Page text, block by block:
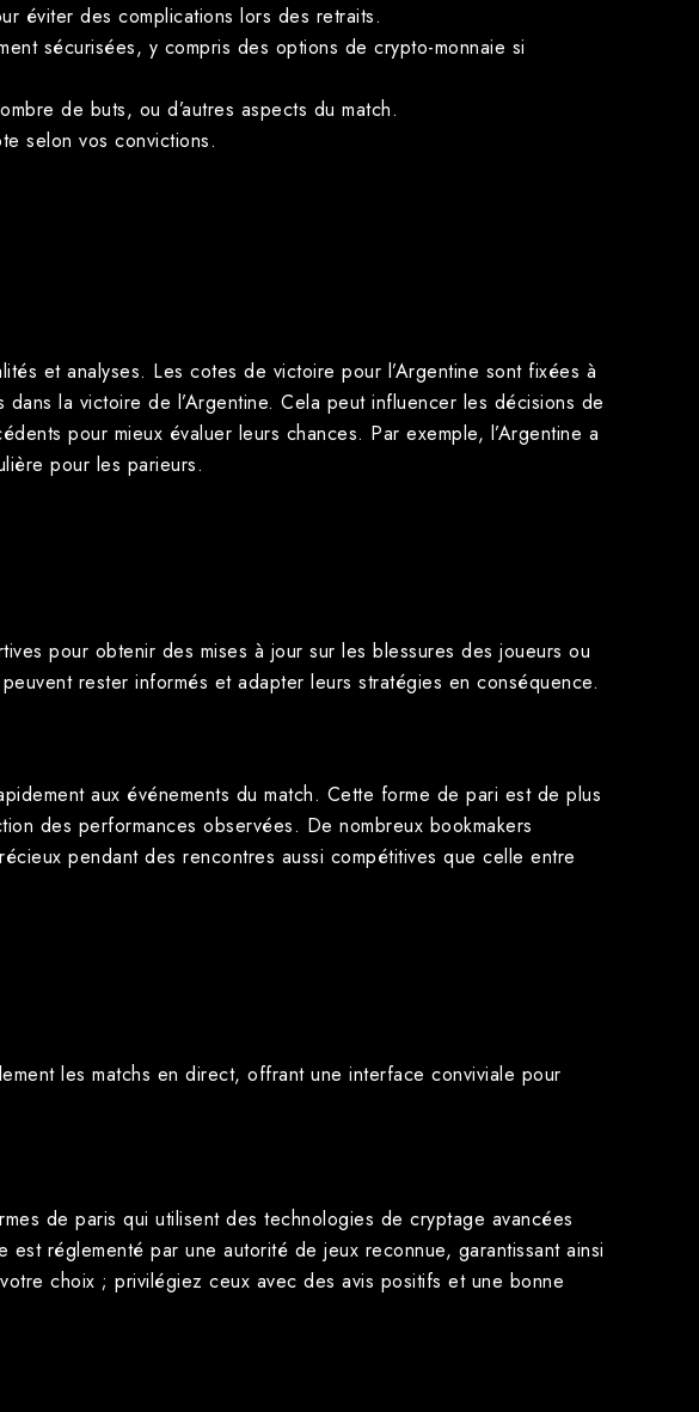
éviter des complications lors des retraits.
sécurisées, y compris des options de crypto-monnaie si
de buts, ou d’autres aspects du match.
selon vos convictions.
et analyses. Les cotes de victoire pour l’Argentine sont fixées à
la victoire de l’Argentine. Cela peut influencer les décisions de
pour mieux évaluer leurs chances. Par exemple, l’Argentine a
pour les parieurs.
pour obtenir des mises à jour sur les blessures des joueurs ou
rester informés et adapter leurs stratégies en conséquence.
aux événements du match. Cette forme de pari est de plus
des performances observées. De nombreux bookmakers
pendant des rencontres aussi compétitives que celle entre
les matchs en direct, offrant une interface conviviale pour
de paris qui utilisent des technologies de cryptage avancées
réglementé par une autorité de jeux reconnue, garantissant ainsi
choix ; privilégiez ceux avec des avis positifs et une bonne